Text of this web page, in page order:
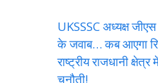
UKSSSC अध्यक्ष जीएस
के जवाब… कब आएगा
राष्ट्रीय राजधानी
चुनौती!